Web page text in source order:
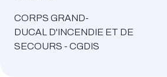
CORPS GRAND-
DUCAL D'INCENDIE ET DE
SECOURS - CGDIS